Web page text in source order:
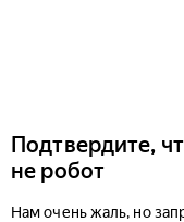
Подтвердите,
не робот
Нам очень жаль, но